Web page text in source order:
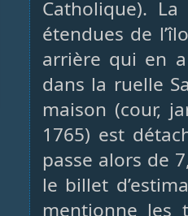
Catholique).
étendues de
arrière qui en
dans la ruelle
maison (cour,
1765) est
passe alors de
le billet
mentionne les